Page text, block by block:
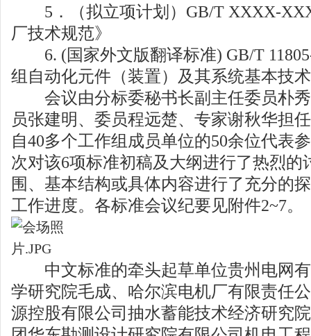
5．（拟立项计划）GB/T XXXX-
厂技术规范》
6. (国家外文版翻译标准) GB/T
组自动化元件（装置）及其系统基本技
会议由分标委秘书长副主任委员朴秀
员张建明、委员程远楚、专家谢秋华担
自40多个工作组成员单位的50余位代表
次对该6项标准初稿及大纲进行了热烈的
围、基本结构或具体内容进行了充分的
工作进度。各标准会议纪要见附件2~7。
中文标准的牵头起草单位贵州电网有
学研究院毛成、哈尔滨电机厂有限责任
源控股有限公司抽水蓄能技术经济研究